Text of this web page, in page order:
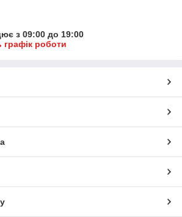
з 09:00 до 19:00
графік роботи